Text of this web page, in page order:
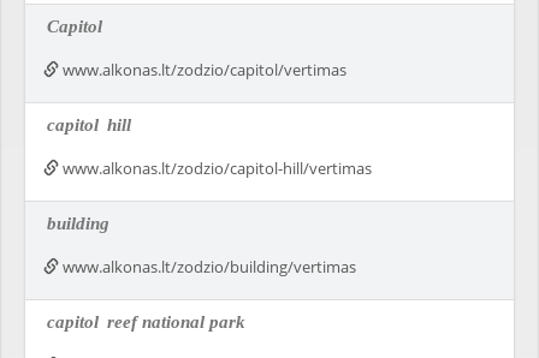
Capitol
www.alkonas.lt/zodzio/capitol/vertimas
capitol hill
www.alkonas.lt/zodzio/capitol-hill/vertimas
building
www.alkonas.lt/zodzio/building/vertimas
capitol reef national park